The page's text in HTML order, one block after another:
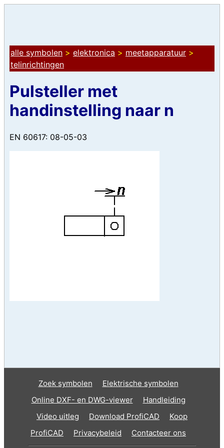
alle symbolen > elektronica > meetapparatuur >
telinrichtingen
Pulsteller met
handinstelling naar n
EN 60617: 08-05-03
Zoek symbolen
Elektrische symbolen
Online DXF- en DWG-viewer
Handleiding
Video uitleg
Download ProfiCAD
Koop
ProfiCAD
Privacybeleid Contacteer ons